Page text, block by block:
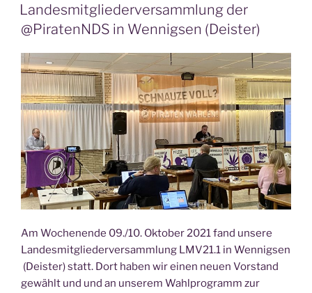
AM
Landesmitgliederversammlung der
@PiratenNDS in Wennigsen (Deister)
Am Wochenende 09./10. Oktober 2021 fand unsere
Landesmitgliederversammlung LMV21.1 in Wennigsen
(Deister) statt. Dort haben wir einen neuen Vorstand
gewählt und und an unserem Wahlprogramm zur